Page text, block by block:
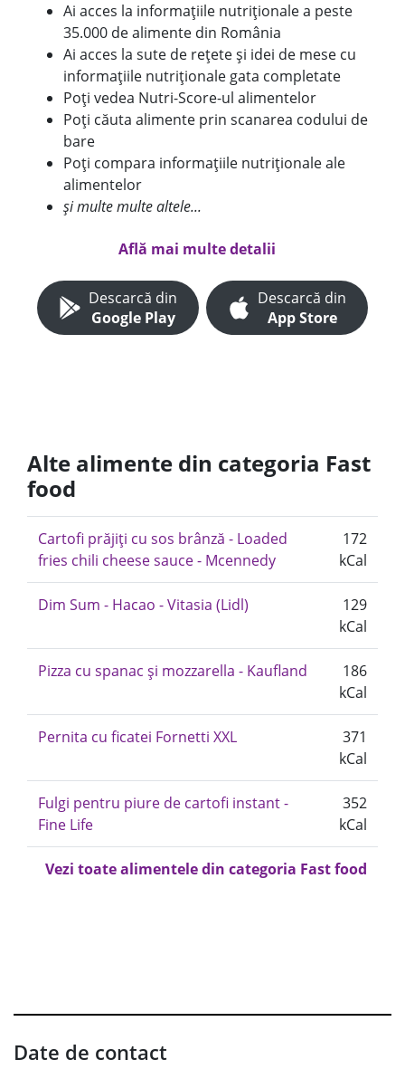
Ai acces la informațiile nutriționale a peste
35.000 de alimente din România
Ai acces la sute de rețete și idei de mese cu
informațiile nutriționale gata completate
Poți vedea Nutri-Score-ul alimentelor
Poți căuta alimente prin scanarea codului de
bare
Poți compara informațiile nutriționale ale
alimentelor
și multe multe altele...
Află mai multe detalii
Descarcă din
Google Play
Descarcă din
App Store
Alte alimente din categoria Fast
food
Cartofi prăjiți cu sos brânză - Loaded
fries chili cheese sauce - Mcennedy
172
kCal
Dim Sum - Hacao - Vitasia (Lidl)
129
kCal
Pizza cu spanac și mozzarella - Kaufland
186
kCal
Pernita cu ficatei Fornetti XXL
371
kCal
Fulgi pentru piure de cartofi instant -
Fine Life
352
kCal
Vezi toate alimentele din categoria Fast food
Date de contact